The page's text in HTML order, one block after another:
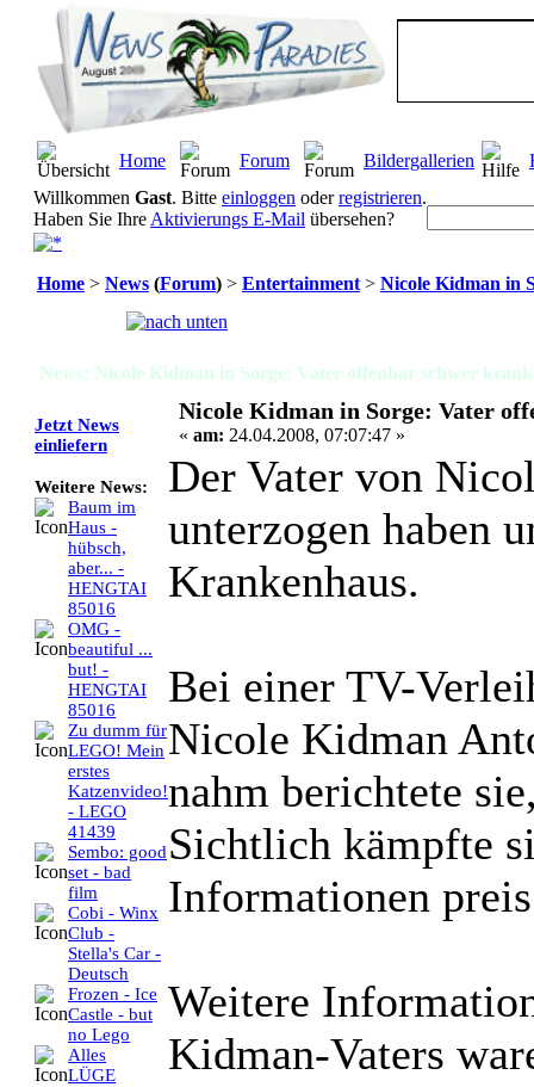
Home Forum Bildergallerien
Willkommen Gast. Bitte einloggen oderregistrieren.
Haben Sie Ihre Aktivierungs E-Mail übersehen?
Home > News (Forum) > Entertainment > Nicole Kidman in
News: Nicole Kidman in Sorge: Vater offenbar schwer
Jetzt News
einliefern
Weitere News:
Baum im
Haus -
hübsch,
aber... -
HENGTAI
85016
OMG -
beautiful ...
but! -
HENGTAI
85016
Zu dumm für
LEGO! Mein
erstes
Katzenvideo!
- LEGO
41439
Sembo: good
set - bad
film
Cobi - Winx
Club -
Stella's Car -
Deutsch
Frozen - Ice
Castle - but
no Lego
Alles
LÜGE
Nicole Kidman in Sorge: Vater
« am: 24.04.2008, 07:07:47 »
Der Vater von
unterzogen haben
Krankenhaus.
Bei einer TV-
Nicole Kidman
nahm berichtete
Sichtlich kämpfte
Informationen
Weitere
Kidman-Vaters